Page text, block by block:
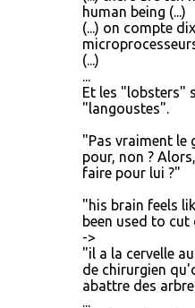
human being (...)
(...) on compte
(...)
Et les "lobsters"
"langoustes".
"Pas vraiment le
pour, non ?
faire pour lui ?"
"his brain feels
been used to
->
"il a la cervelle
de chirurgien
abattre des